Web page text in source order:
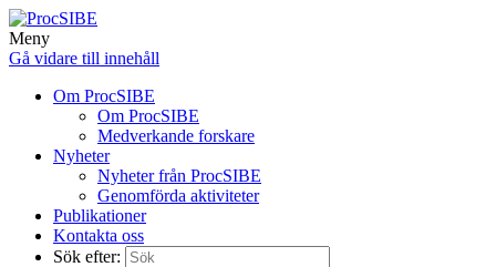
Meny
Gå vidare till innehåll
Om ProcSIBE
Om ProcSIBE
Medverkande forskare
Nyheter
Nyheter från ProcSIBE
Genomförda aktiviteter
Publikationer
Kontakta oss
Sök efter: